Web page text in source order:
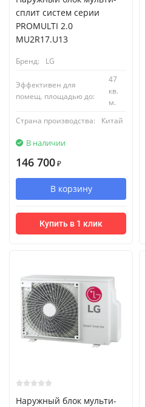
сплит систем серии
PROMULTI 2.0
MU2R17.U13
Бренд: LG
Эффективен для
помещ. площадью до:
47
кв.
м.
Страна производства:
Китай
В наличии
146 700 ₽
В корзину
Купить в 1 клик
Наружный блок мульти-